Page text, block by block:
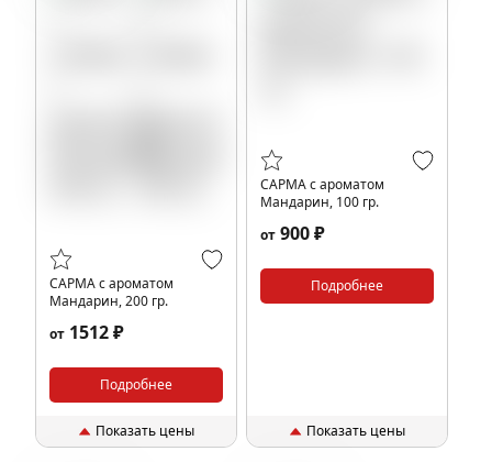
САРМА с ароматом
Мандарин, 200 гр.
от 1512 ₽
Подробнее
Показать цены
САРМА с ароматом
Мандарин, 100 гр.
от 900 ₽
Подробнее
Показать цены